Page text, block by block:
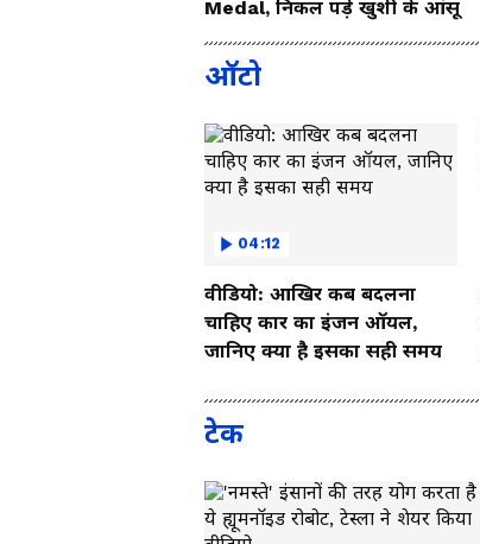
Medal, निकल पड़े खुशी के आंसू
ऑटो
04:12
वीडियो: आखिर कब बदलना
चाहिए कार का इंजन ऑयल,
जानिए क्या है इसका सही समय
टेक